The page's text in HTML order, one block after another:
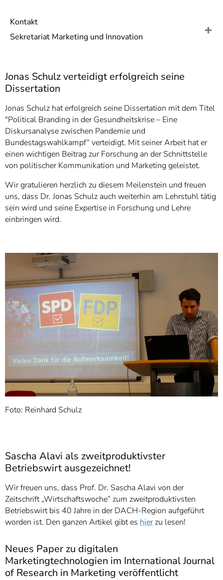
Kontakt
Sekretariat Marketing und Innovation
Jonas Schulz verteidigt erfolgreich seine
Dissertation
Jonas Schulz hat erfolgreich seine Dissertation mit dem Titel
"Political Branding in der Gesundheitskrise – Eine
Diskursanalyse zwischen Pandemie und
Bundestagswahlkampf“ verteidigt. Mit seiner Arbeit hat er
einen wichtigen Beitrag zur Forschung an der Schnittstelle
von politischer Kommunikation und Marketing geleistet.
Wir gratulieren herzlich zu diesem Meilenstein und freuen
uns, dass Dr. Jonas Schulz auch weiterhin am Lehrstuhl tätig
sein wird und seine Expertise in Forschung und Lehre
einbringen wird.
Foto: Reinhard Schulz
Sascha Alavi als zweitproduktivster
Betriebswirt ausgezeichnet!
Wir freuen uns, dass Prof. Dr. Sascha Alavi von der
Zeitschrift „Wirtschaftswoche” zum zweitproduktivsten
Betriebswirt bis 40 Jahre in der DACH-Region aufgeführt
worden ist. Den ganzen Artikel gibt es hierzu lesen!
Neues Paper zu digitalen
Marketingtechnologien im International Journal
of Research in Marketing veröffentlicht